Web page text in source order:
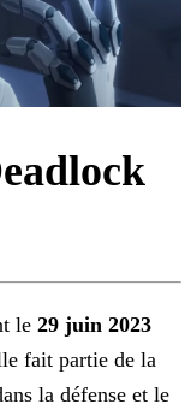
le 29 juin 2023
fait partie de la
la défense et le